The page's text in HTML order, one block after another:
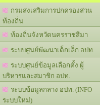
กรมส่งเสริมการปกครองส่วน
ท้องถิ่น
ท้องถิ่นจังหวัดนครราชสีมา
ระบบศูนย์พัฒนาเด็กเล็ก อปท.
ระบบศูนย์ข้อมูลเลือกตั้ง ผู้
บริหารและสมาชิก อปท.
ระบบข้อมูลกลาง อปท. (INFO
ระบบใหม่)